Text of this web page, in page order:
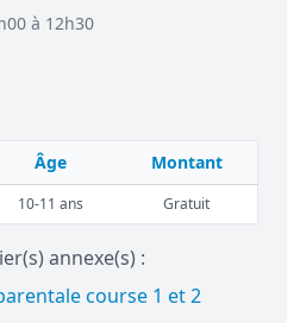
à 12h30
Âge Montant
10-11 ans Gratuit
annexe(s) :
course 1 et 2